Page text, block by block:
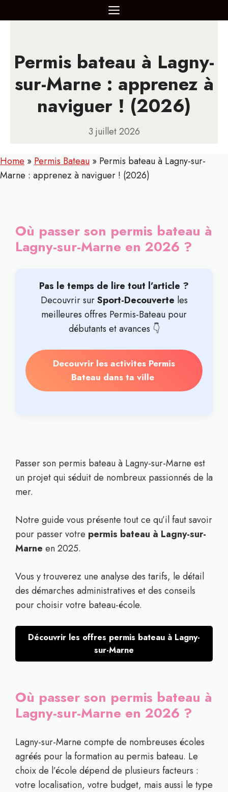
au
MENU
Permis bateau à Lagny-
sur-Marne : apprenez à
naviguer ! (2026)
3 juillet 2026
Home » Permis Bateau » Permis bateau à Lagny-sur-
Marne : apprenez à naviguer ! (2026)
Où passer son permis bateau à
Lagny-sur-Marne en 2026 ?
Pas le temps de lire tout l’article ?
Decouvrir surSport-Decouverte les
meilleures offres Permis-Bateau pour
débutants et avances 👇
Decouvrir les activites Permis
Bateau dans ta ville
Passer son permis bateau à Lagny-sur-Marne est
un projet qui séduit de nombreux passionnés de la
mer.
Notre guide vous présente tout ce qu’il faut savoir
pour passer votre permis bateau à Lagny-sur-
Marne en 2025.
Vous y trouverez une analyse des tarifs, le détail
des démarches administratives et des conseils
pour choisir votre bateau-école.
Découvrir les offres permis bateau à Lagny-
sur-Marne
Où passer son permis bateau à
Lagny-sur-Marne en 2026 ?
Lagny-sur-Marne compte de nombreuses écoles
agréés pour la formation au permis bateau. Le
choix de l’école dépend de plusieurs facteurs :
votre localisation, votre budget, mais aussi le type